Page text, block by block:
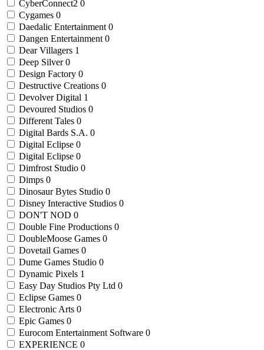
CyberConnect2 0
Cygames 0
Daedalic Entertainment 0
Dangen Entertainment 0
Dear Villagers 1
Deep Silver 0
Design Factory 0
Destructive Creations 0
Devolver Digital 1
Devoured Studios 0
Different Tales 0
Digital Bards S.A. 0
Digital Eclipse 0
Digital Eclipse 0
Dimfrost Studio 0
Dimps 0
Dinosaur Bytes Studio 0
Disney Interactive Studios 0
DON'T NOD 0
Double Fine Productions 0
DoubleMoose Games 0
Dovetail Games 0
Dume Games Studio 0
Dynamic Pixels 1
Easy Day Studios Pty Ltd 0
Eclipse Games 0
Electronic Arts 0
Epic Games 0
Eurocom Entertainment Software 0
EXPERIENCE 0